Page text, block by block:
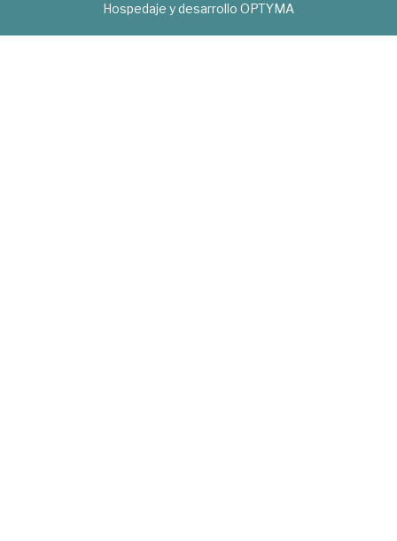
Hospedaje y desarrollo OPTYMA